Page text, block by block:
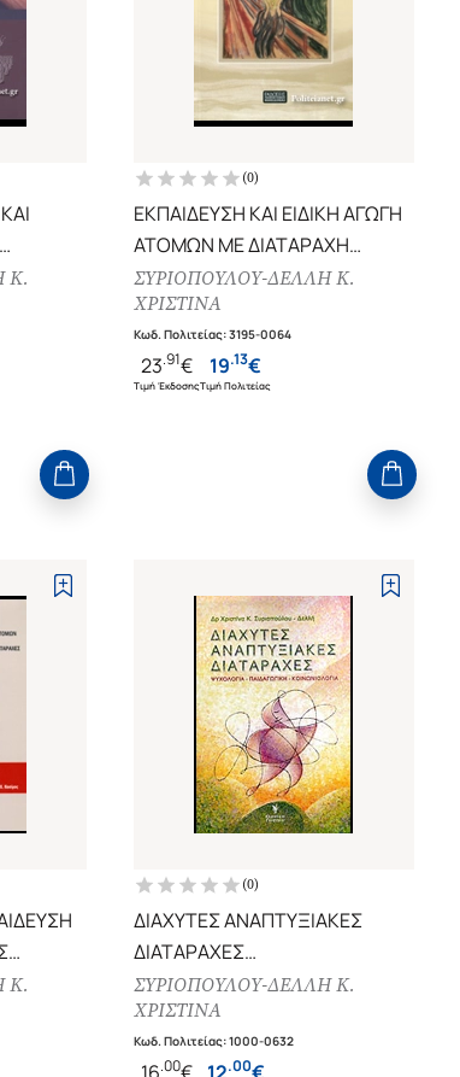
ΣΤΟ
Κ.
(0)
ΕΚΠΑΙΔΕΥΣΗ ΚΑΙ ΕΙΔΙΚΗ ΑΓΩΓΗ
ΑΤΟΜΩΝ ΜΕ ΔΙΑΤΑΡΑΧΗ
ΦΑΣΜΑΤΟΣ ΑΥΤΙΣΜΟΥ
ΣΥΡΙΟΠΟΥΛΟΥ-ΔΕΛΛΗ Κ.
ΧΡΙΣΤΙΝΑ
Κωδ. Πολιτείας:3195-0064
23.91€
Τιμή Έκδοσης
19.13€
Τιμή Πολιτείας
/
Κ.
(0)
ΔΙΑΧΥΤΕΣ ΑΝΑΠΤΥΞΙΑΚΕΣ
ΔΙΑΤΑΡΑΧΕΣ
ΨΥΧΟΛΟΓΙΑ - ΠΑΙΔΑΓΩΓΙΚΗ -
ΚΟΙΝΩΝΙΟΛΟΓΙΑ
ΣΥΡΙΟΠΟΥΛΟΥ-ΔΕΛΛΗ Κ.
ΧΡΙΣΤΙΝΑ
Κωδ. Πολιτείας:1000-0632
.00 .00